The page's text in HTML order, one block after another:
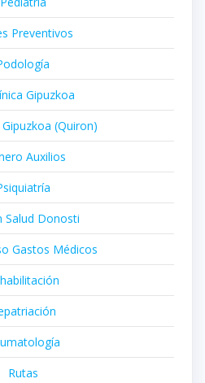
Preventivos
Gipuzkoa
(Quiron)
Auxilios
Salud Donosti
Gastos Médicos
Rutas